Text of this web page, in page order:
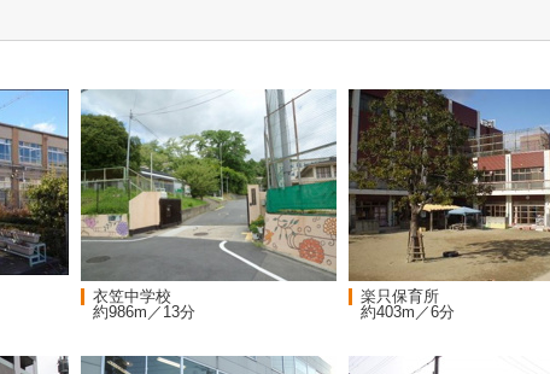
衣笠中学校
約986m／13分
楽只保育所
約403m／6分